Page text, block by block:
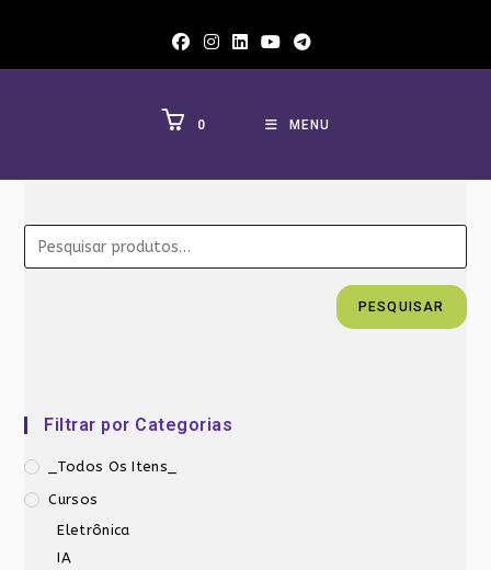
0 MENU
PESQUISAR
Filtrar por Categorias
_Todos Os Itens_
Cursos
Eletrônica
IA